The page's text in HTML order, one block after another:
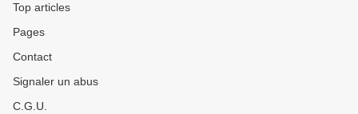
Top articles
Pages
Contact
Signaler un abus
C.G.U.